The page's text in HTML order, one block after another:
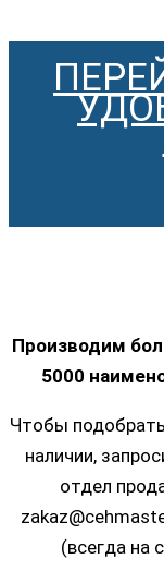
Производим
5000
Чтобы
наличии,
отдел
(всегда на